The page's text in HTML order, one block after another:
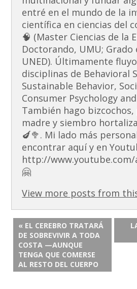
entré en el mundo de la
científica en ciencias del
🧠 (Master Ciencias de la
Doctorando, UMU; Grado
UNED). Últimamente
disciplinas de Behavioral
Sustainable Behavior,
Consumer Psychology
También hago bizcochos,
madre y siembro
🍆🥦. Mi lado más
encontrar aquí y en
http://www.youtube.com/
🤗
View more posts from
« EL CEREBRO TRATARÁ
DE SOBREVIVIR A TODA
COSTA —AUNQUE
TENGA QUE COMERSE
AL RESTO DEL CUERPO